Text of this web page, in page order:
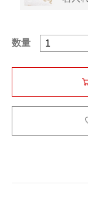
数量